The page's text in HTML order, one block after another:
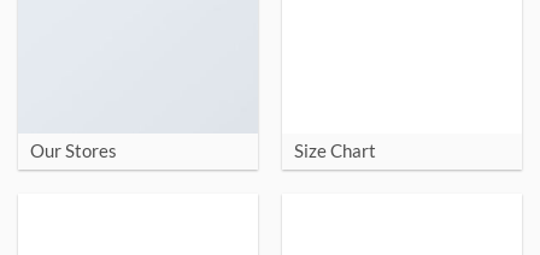
Our Stores Size Chart